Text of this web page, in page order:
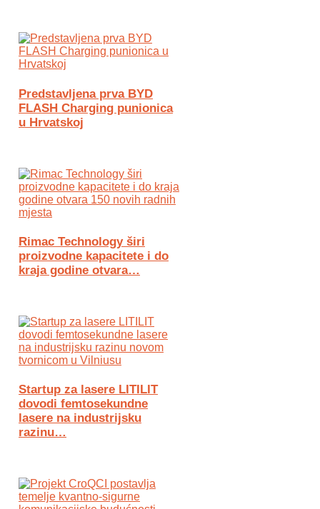
Predstavljena prva BYD
FLASH Charging punionica
u Hrvatskoj
Rimac Technology širi
proizvodne kapacitete i do
kraja godine otvara…
Startup za lasere LITILIT
dovodi femtosekundne
lasere na industrijsku
razinu…